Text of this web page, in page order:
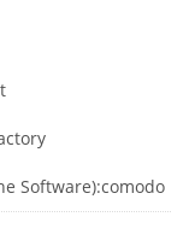
Software):comodo